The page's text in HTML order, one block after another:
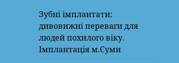
Зубні імплантати:
дивовижні переваги для
людей похилого віку.
Імплантація м.Суми